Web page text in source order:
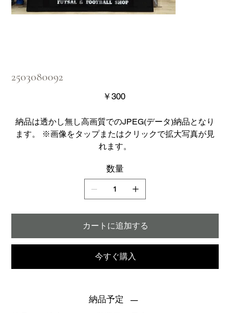
2503080092
価
格
￥300
納品は透かし無し高画質でのJPEG(データ)納品となり
ます。 ※画像をタップまたはクリックで拡大写真が見
れます。
数量
カートに追加する
今すぐ購入
納品予定